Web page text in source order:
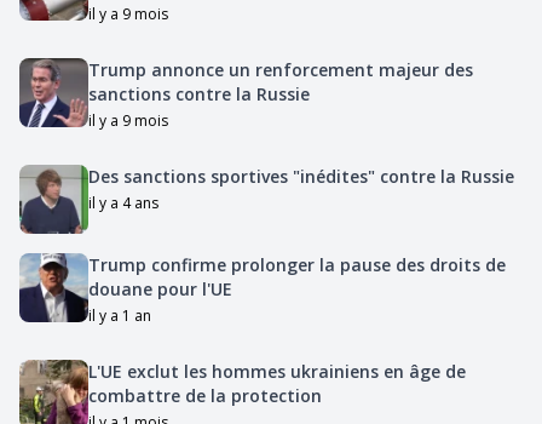
il y a 9 mois
Trump annonce un renforcement majeur des
sanctions contre la Russie
il y a 9 mois
Des sanctions sportives "inédites" contre la Russie
il y a 4 ans
Trump confirme prolonger la pause des droits de
douane pour l'UE
il y a 1 an
L'UE exclut les hommes ukrainiens en âge de
combattre de la protection